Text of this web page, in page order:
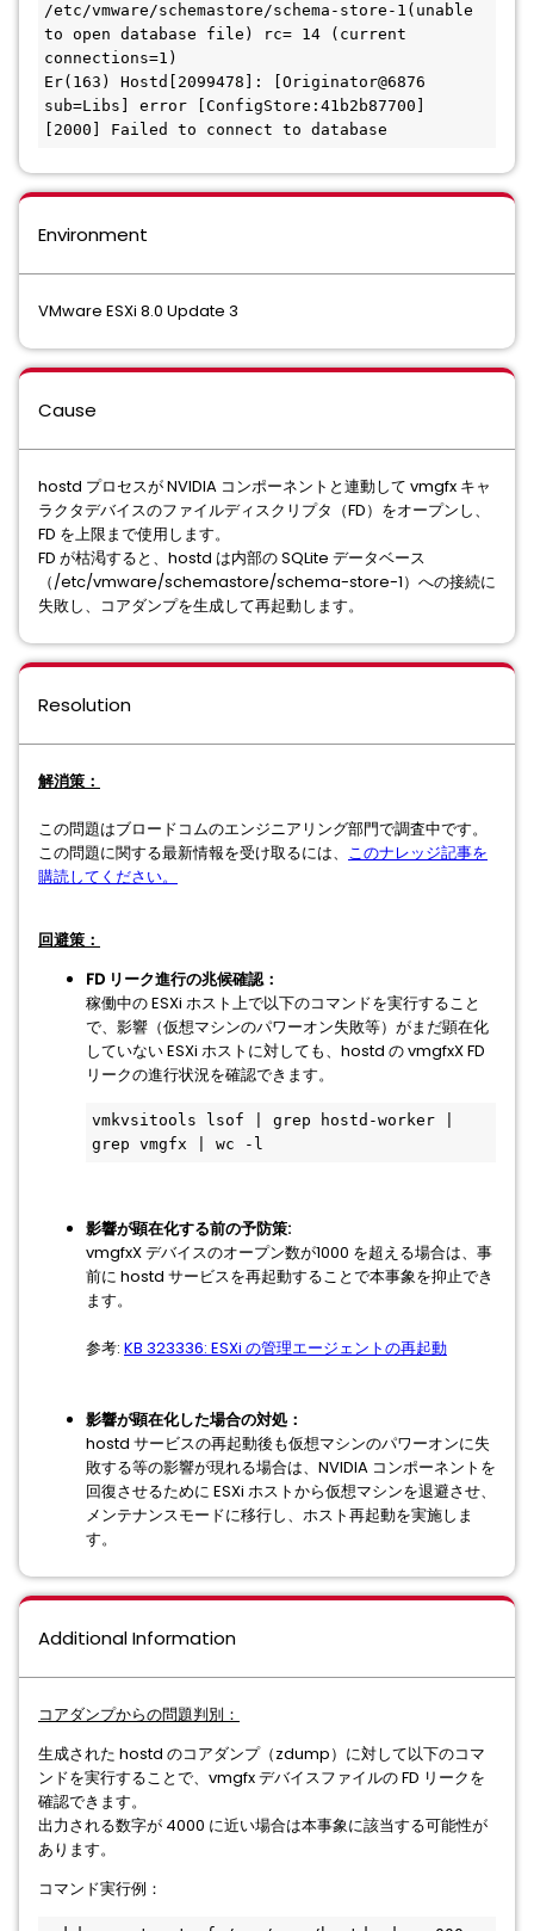
/etc/vmware/schemastore/schema-store-1(unable
to open database file) rc= 14 (current
connections=1)
Er(163) Hostd[2099478]: [Originator@6876
sub=Libs] error [ConfigStore:41b2b87700]
[2000] Failed to connect to database
Environment
VMware ESXi 8.0 Update 3
Cause
hostd プロセスが NVIDIA コンポーネントと連動して vmgfx キャ
ラクタデバイスのファイルディスクリプタ（FD）をオープンし、
FD を上限まで使用します。
FD が枯渇すると、hostd は内部の SQLite データベース
（/etc/vmware/schemastore/schema-store-1）への接続に
失敗し、コアダンプを生成して再起動します。
Resolution
解消策：
この問題はブロードコムのエンジニアリング部門で調査中です。
この問題に関する最新情報を受け取るには、 このナレッジ記事を
購読してください。
回避策：
FD リーク進行の兆候確認：
稼働中の ESXi ホスト上で以下のコマンドを実行すること
で、影響（仮想マシンのパワーオン失敗等）がまだ顕在化
していない ESXi ホストに対しても、hostd の vmgfxX FD
リークの進行状況を確認できます。
vmkvsitools lsof | grep hostd-worker |
grep vmgfx | wc -l
影響が顕在化する前の予防策:
vmgfxX デバイスのオープン数が1000 を超える場合は、事
前に hostd サービスを再起動することで本事象を抑止でき
ます。
参考: KB 323336: ESXi の管理エージェントの再起動
影響が顕在化した場合の対処：
hostd サービスの再起動後も仮想マシンのパワーオンに失
敗する等の影響が現れる場合は、NVIDIA コンポーネントを
回復させるために ESXi ホストから仮想マシンを退避させ、
メンテナンスモードに移行し、ホスト再起動を実施しま
す。
Additional Information
コアダンプからの問題判別：
生成された hostd のコアダンプ（zdump）に対して以下のコマ
ンドを実行することで、vmgfx デバイスファイルの FD リークを
確認できます。
出力される数字が 4000 に近い場合は本事象に該当する可能性が
あります。
コマンド実行例：